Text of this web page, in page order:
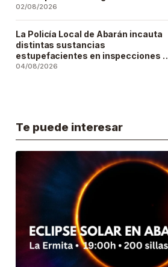
02/08/2026
La Policía Local de Abarán incauta
distintas sustancias
estupefacientes en inspecciones a
locales públicos del municipio
04/08/2026
Te puede interesar